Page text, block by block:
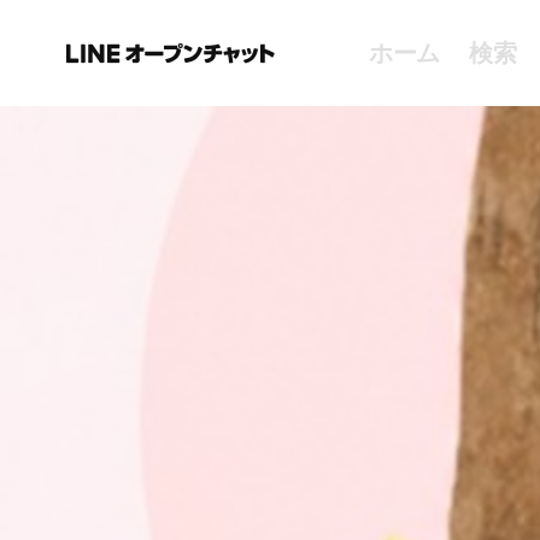
ホーム 検索